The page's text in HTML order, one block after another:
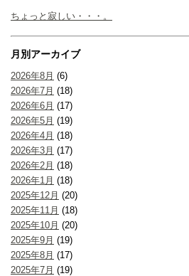
ちょっと寂しい・・・。
月別アーカイブ
2026年8月 (6)
2026年7月 (18)
2026年6月 (17)
2026年5月 (19)
2026年4月 (18)
2026年3月 (17)
2026年2月 (18)
2026年1月 (18)
2025年12月 (20)
2025年11月 (18)
2025年10月 (20)
2025年9月 (19)
2025年8月 (17)
2025年7月 (19)